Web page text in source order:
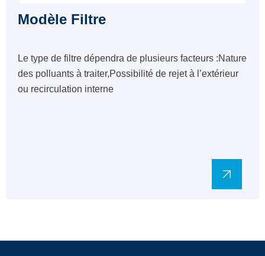
Modèle Filtre
Le type de filtre dépendra de plusieurs facteurs :Nature
des polluants à traiter,Possibilité de rejet à l’extérieur
ou recirculation interne